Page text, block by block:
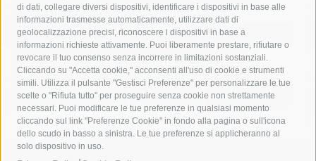
di dati, collegare diversi dispositivi, identificare i dispositivi in base alle
informazioni trasmesse automaticamente, utilizzare dati di
geolocalizzazione precisi, riconoscere i dispositivi in base a
informazioni richieste attivamente. Puoi liberamente prestare, rifiutare o
revocare il tuo consenso senza incorrere in limitazioni sostanziali.
Cliccando su "Accetta cookie," acconsenti all'uso di cookie e strumenti
simili. Utilizza il pulsante "Gestisci Preferenze" per personalizzare le tue
scelte o "Rifiuta tutto" per proseguire senza cookie non strettamente
necessari. Puoi modificare le tue preferenze in qualsiasi momento
cliccando sul link "Preferenze Cookie" in fondo alla pagina o sull'icona
dello scudo in basso a sinistra. Le tue preferenze si applicheranno al
solo dispositivo in uso.
massimo coppola
Meta napoli
ordinanza
penisola sorrentina
piano di sorrento
polizia municipale
protezione civile
Regione Campania
sant'agnello
sindaco cuomo
sorrento studenti temporali
treni
turismo
Vico Equense villa fiorentino vincenzo de luca